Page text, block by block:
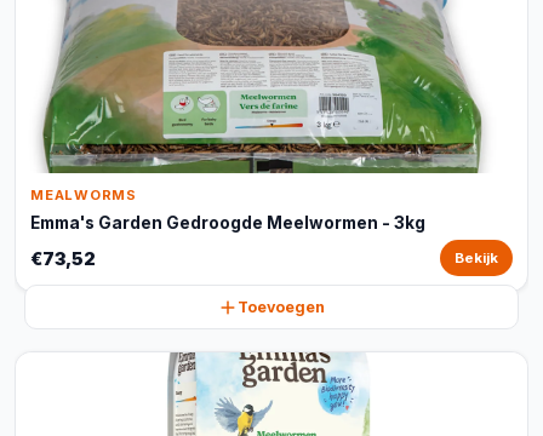
MEALWORMS
Emma's Garden Gedroogde Meelwormen - 3kg
€73,52 Bekijk
Toevoegen